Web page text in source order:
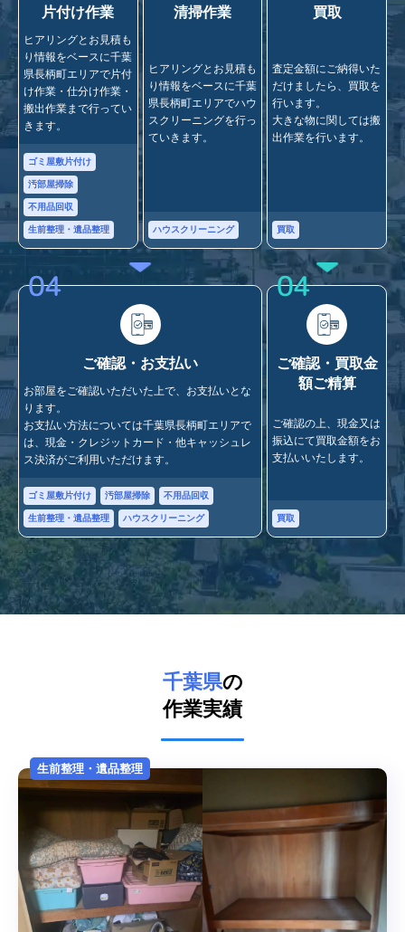
片付け作業
ヒアリングとお見積も
り情報をベースに千葉
県長柄町エリアで片付
け作業・仕分け作業・
搬出作業まで行ってい
きます。
ゴミ屋敷片付け
汚部屋掃除
不用品回収
生前整理・遺品整理
清掃作業
ヒアリングとお見積も
り情報をベースに千葉
県長柄町エリアでハウ
スクリーニングを行っ
ていきます。
ハウスクリーニング
買取
査定金額にご納得いた
だけましたら、買取を
行います。
大きな物に関しては搬
出作業を行います。
買取
04
ご確認・お支払い
お部屋をご確認いただいた上で、お支払いとな
ります。
お支払い方法については千葉県長柄町エリアで
は、現金・クレジットカード・他キャッシュレ
ス決済がご利用いただけます。
ゴミ屋敷片付け 汚部屋掃除 不用品回収
生前整理・遺品整理 ハウスクリーニング
04
ご確認・買取金
額ご精算
ご確認の上、現金又は
振込にて買取金額をお
支払いいたします。
買取
千葉県の
作業実績
生前整理・遺品整理